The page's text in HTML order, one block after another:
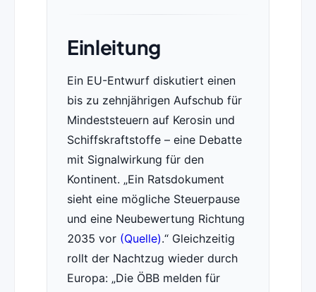
Einleitung
Ein EU-Entwurf diskutiert einen
bis zu zehnjährigen Aufschub für
Mindeststeuern auf Kerosin und
Schiffskraftstoffe – eine Debatte
mit Signalwirkung für den
Kontinent. Ein Ratsdokument
sieht eine mögliche Steuerpause
und eine Neubewertung Richtung
2035 vor (Quelle). Gleichzeitig
rollt der Nachtzug wieder durch
Europa: Die ÖBB melden für